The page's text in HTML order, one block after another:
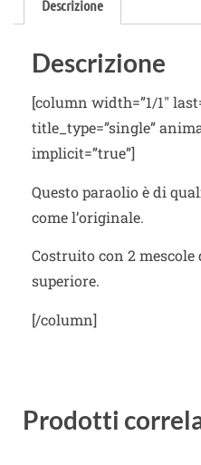
Descrizione
Descrizione
[column width=”1/1″
title_type=”single”
implicit=”true”]
Questo paraolio è di
come l’originale.
Costruito con 2
superiore.
[/column]
Prodotti